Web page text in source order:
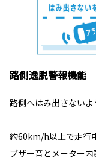
路側逸脱警報機能
路側へはみ出さないよ
約60km/h以上で走行
ブザー音とメーター内